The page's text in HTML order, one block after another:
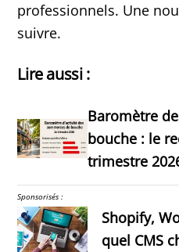
professionnels. Une
suivre.
Lire aussi :
Baromètre
bouche : le
trimestre
Sponsorisés :
Shopify,
quel CMS